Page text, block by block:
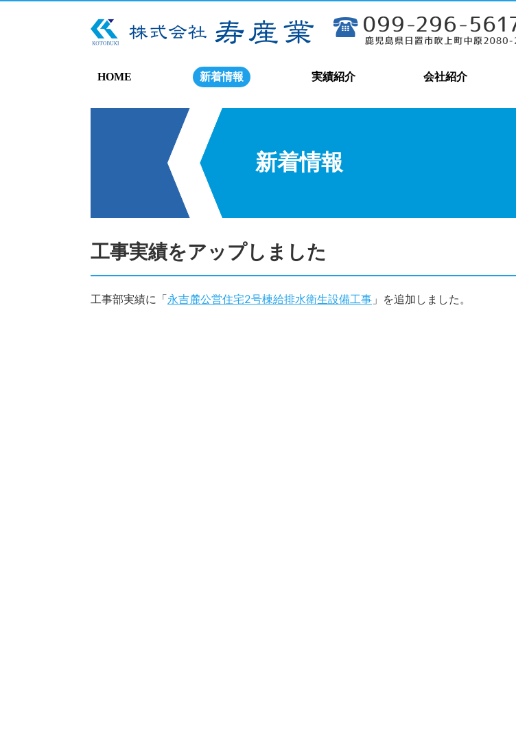
HOME 新着情報 実績紹介 会社紹介
新着情報
工事実績をアップしました
工事部実績に「永吉麓公営住宅2号棟給排水衛生設備工事 」を追加しました。